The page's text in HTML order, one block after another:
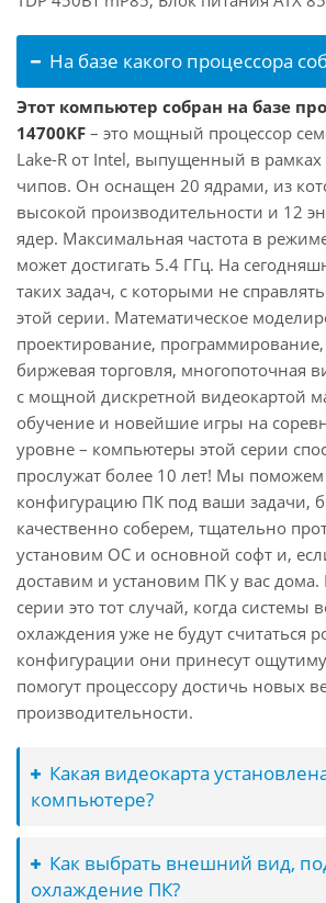
На базе какого процессора
Этот компьютер собран на базе
14700KF – это мощный процессор
Lake-R от Intel, выпущенный в рамках
чипов. Он оснащен 20 ядрами, из
высокой производительности и 12
ядер. Максимальная частота в
может достигать 5.4 ГГц. На
таких задач, с которыми не
этой серии. Математическое
проектирование,
биржевая торговля, многопоточная
с мощной дискретной видеокартой
обучение и новейшие игры на
уровне – компьютеры этой серии
прослужат более 10 лет! Мы
конфигурацию ПК под ваши задачи,
качественно соберем, тщательно
установим ОС и основной софт и,
доставим и установим ПК у вас
серии это тот случай, когда системы
охлаждения уже не будут считаться
конфигурации они принесут
помогут процессору достичь новых
производительности.
Какая видеокарта
компьютере?
Как выбрать внешний вид,
охлаждение ПК?